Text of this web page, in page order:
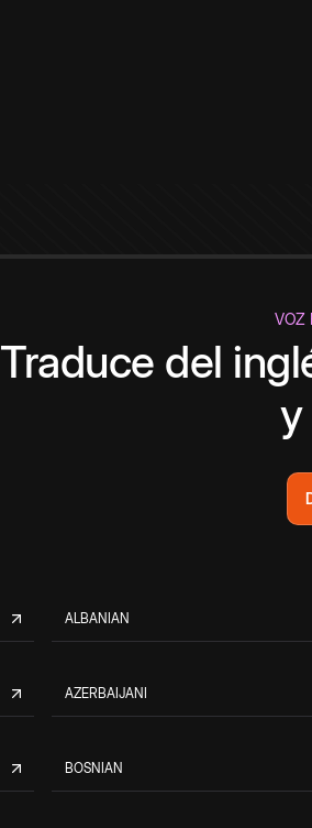
VOZ
Traduce del
ALBANIAN
AZERBAIJANI
BOSNIAN